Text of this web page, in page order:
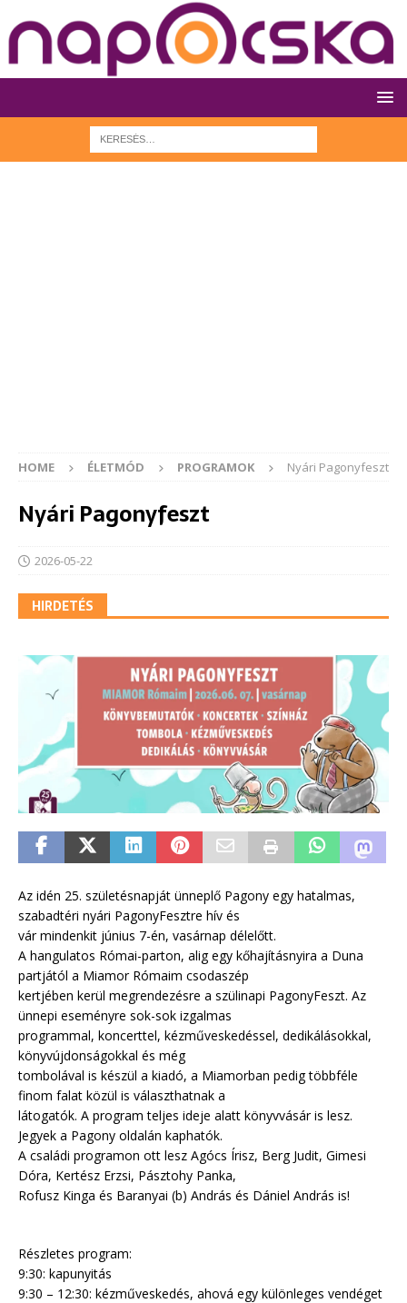
HOME ÉLETMÓD PROGRAMOK Nyári Pagonyfeszt
Nyári Pagonyfeszt
2026-05-22
HIRDETÉS
Az idén 25. születésnapját ünneplő Pagony egy hatalmas,
szabadtéri nyári PagonyFesztre hív és
vár mindenkit június 7-én, vasárnap délelőtt.
A hangulatos Római-parton, alig egy kőhajításnyira a Duna
partjától a Miamor Rómaim csodaszép
kertjében kerül megrendezésre a szülinapi PagonyFeszt. Az
ünnepi eseményre sok-sok izgalmas
programmal, koncerttel, kézműveskedéssel, dedikálásokkal,
könyvújdonságokkal és még
tombolával is készül a kiadó, a Miamorban pedig többféle
finom falat közül is választhatnak a
látogatók. A program teljes ideje alatt könyvvásár is lesz.
Jegyek a Pagony oldalán kaphatók.
A családi programon ott lesz Agócs Írisz, Berg Judit, Gimesi
Dóra, Kertész Erzsi, Pásztohy Panka,
Rofusz Kinga és Baranyai (b) András és Dániel András is!
Részletes program:
9:30: kapunyitás
9:30 – 12:30: kézműveskedés, ahová egy különleges vendéget